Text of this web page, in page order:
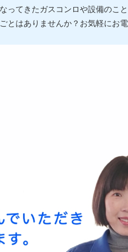
ってきたガスコンロや設備のこ
とはありませんか？お気軽にお